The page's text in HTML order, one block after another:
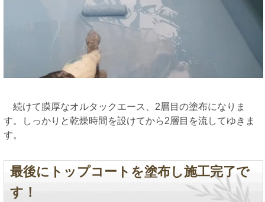
続けて膜厚なオルタックエース、2層目の塗布になりま
す。しっかりと乾燥時間を設けてから2層目を流してゆきま
す。
最後にトップコートを塗布し施工完了で
す！